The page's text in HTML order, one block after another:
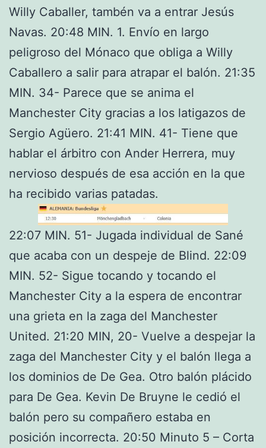
Willy Caballer, tambén va a entrar Jesús
Navas. 20:48 MIN. 1. Envío en largo
peligroso del Mónaco que obliga a Willy
Caballero a salir para atrapar el balón. 21:35
MIN. 34- Parece que se anima el
Manchester City gracias a los latigazos de
Sergio Agüero. 21:41 MIN. 41- Tiene que
hablar el árbitro con Ander Herrera, muy
nervioso después de esa acción en la que
ha recibido varias patadas.
22:07 MIN. 51- Jugada individual de Sané
que acaba con un despeje de Blind. 22:09
MIN. 52- Sigue tocando y tocando el
Manchester City a la espera de encontrar
una grieta en la zaga del Manchester
United. 21:20 MIN, 20- Vuelve a despejar la
zaga del Manchester City y el balón llega a
los dominios de De Gea. Otro balón plácido
para De Gea. Kevin De Bruyne le cedió el
balón pero su compañero estaba en
posición incorrecta. 20:50 Minuto 5 – Corta